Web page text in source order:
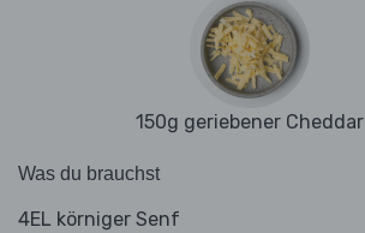
150g geriebener Cheddar
Was du brauchst
4EL körniger Senf